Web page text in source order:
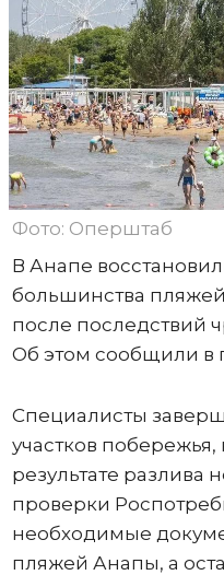
Фото: Оперштаб
В Анапе
большинства
после последствий
Об этом сообщили в
Специалисты
участков
результате разлива
проверки
необходимые
пляжей Анапы, а